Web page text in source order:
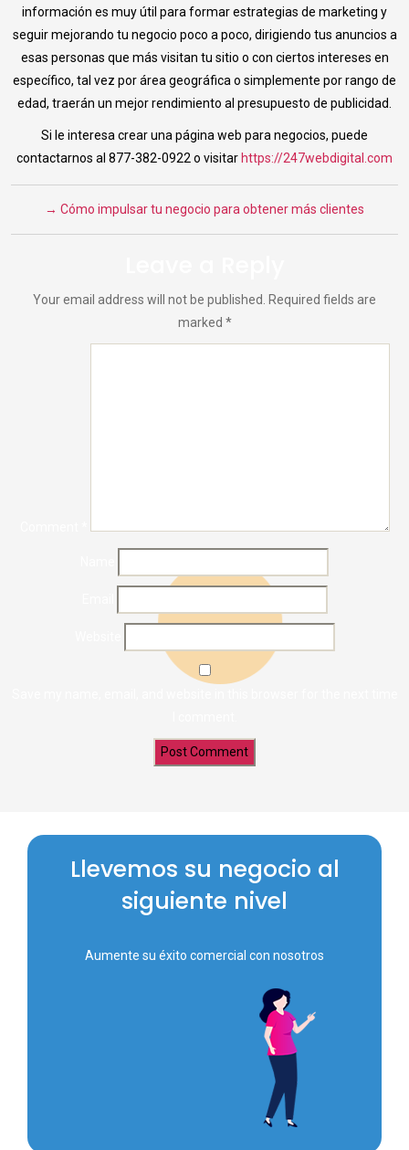
información es muy útil para formar estrategias de marketing y
seguir mejorando tu negocio poco a poco, dirigiendo tus anuncios a
esas personas que más visitan tu sitio o con ciertos intereses en
específico, tal vez por área geográfica o simplemente por rango de
edad, traerán un mejor rendimiento al presupuesto de publicidad.
Si le interesa crear una página web para negocios, puede
contactarnos al 877-382-0922 o visitar https://247webdigital.com
→ Cómo impulsar tu negocio para obtener más clientes
Your email address will not be published. Required fields are
marked *
Llevemos su negocio al
siguiente nivel
Aumente su éxito comercial con nosotros